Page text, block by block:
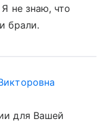
не знаю, что
брали.
для Вашей